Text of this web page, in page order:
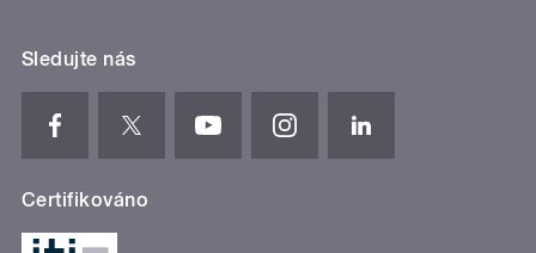
Sledujte nás
Certifikováno